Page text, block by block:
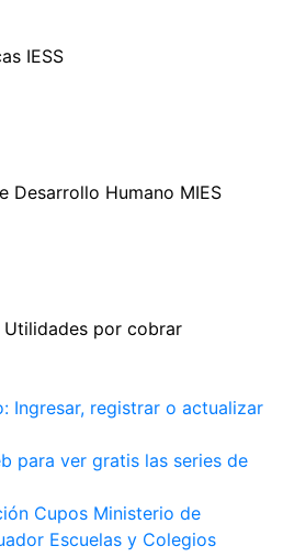
Ingresar, registrar o actualizar
para ver gratis las series de
Cupos Ministerio de
Escuelas y Colegios